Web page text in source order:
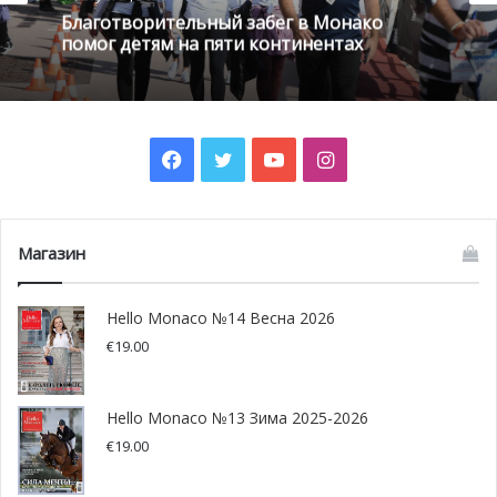
Техника росписи иглой вручную, используемая для
создания икон святых, относится к одному из
иконографических видов. Возрождение и увековечение
древних византийских традиций вышивки с
Благотворительный забег в Монако
помог детям на пяти континентах
Facebook
TwitterYouTubeInstagram
Магазин
Hello Monaco №14 Весна 2026
€19.00
Hello Monaco №13 Зима 2025-2026
€19.00